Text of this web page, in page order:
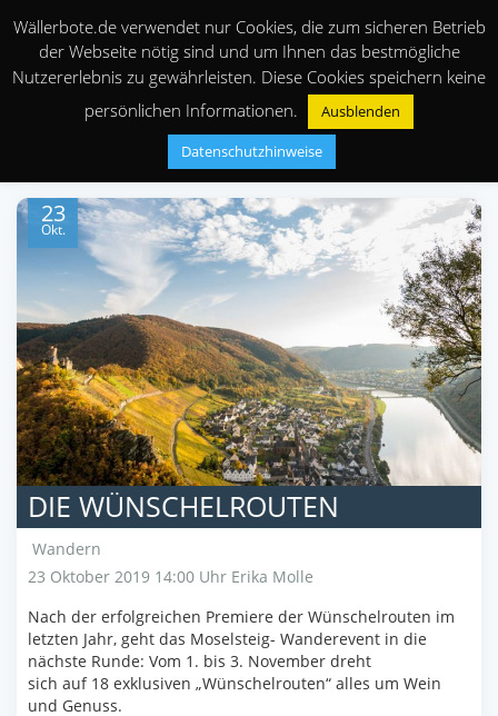
23
Okt.
DIE WÜNSCHELROUTEN
Wandern
23 Oktober 2019 14:00 Uhr Erika Molle
Nach der erfolgreichen Premiere der Wünschelrouten im
letzten Jahr, geht das Moselsteig- Wanderevent in die
nächste Runde: Vom 1. bis 3. November dreht
sich auf 18 exklusiven „Wünschelrouten“ alles um Wein
und Genuss.
Wällerbote.de verwendet nur Cookies, die zum sicheren Betrieb
der Webseite nötig sind und um Ihnen das bestmögliche
Nutzererlebnis zu gewährleisten. Diese Cookies speichern keine
persönlichen Informationen.
Ausblenden
Datenschutzhinweise